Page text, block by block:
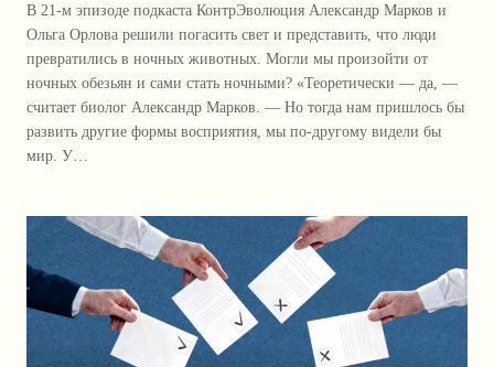
В 21-м эпизоде подкаста КонтрЭволюция Александр Марков и
Ольга Орлова решили погасить свет и представить, что люди
превратились в ночных животных. Могли мы произойти от
ночных обезьян и сами стать ночными? «Теоретически — да, —
считает биолог Александр Марков. — Но тогда нам пришлось бы
развить другие формы восприятия, мы по-другому видели бы
мир. У…